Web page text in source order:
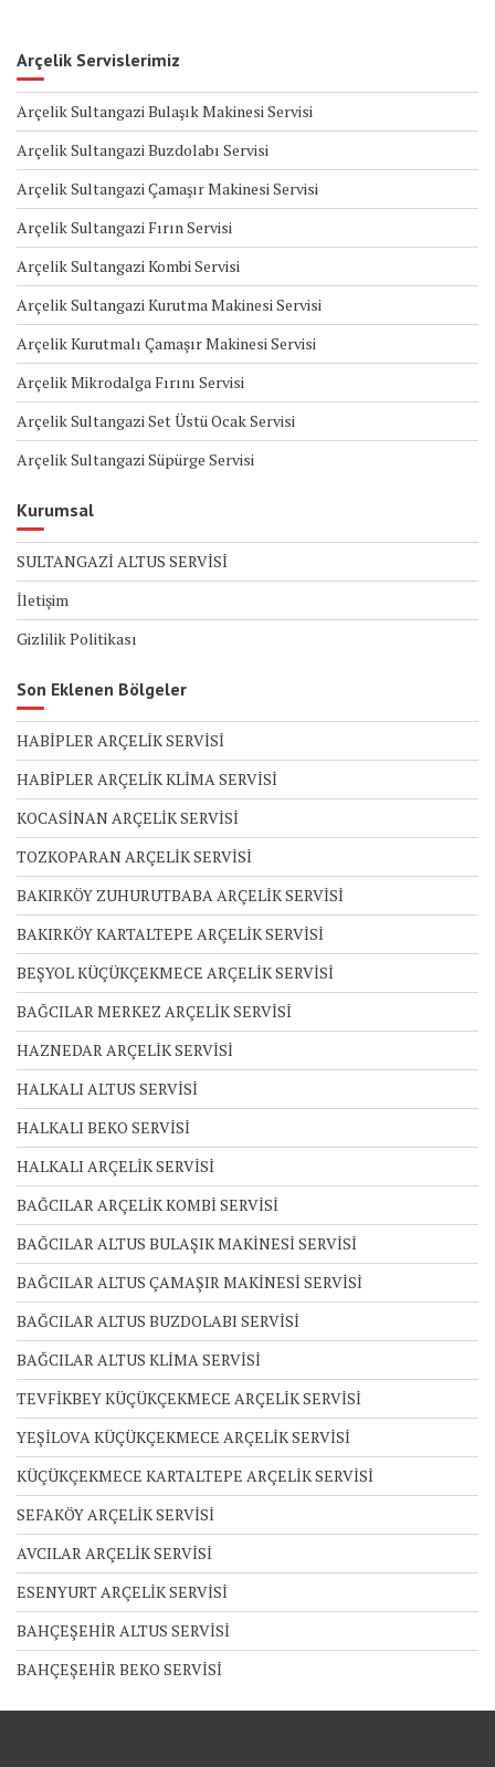
Arçelik Servislerimiz
Arçelik Sultangazi Bulaşık Makinesi Servisi
Arçelik Sultangazi Buzdolabı Servisi
Arçelik Sultangazi Çamaşır Makinesi Servisi
Arçelik Sultangazi Fırın Servisi
Arçelik Sultangazi Kombi Servisi
Arçelik Sultangazi Kurutma Makinesi Servisi
Arçelik Kurutmalı Çamaşır Makinesi Servisi
Arçelik Mikrodalga Fırını Servisi
Arçelik Sultangazi Set Üstü Ocak Servisi
Arçelik Sultangazi Süpürge Servisi
Kurumsal
SULTANGAZİ ALTUS SERVİSİ
İletişim
Gizlilik Politikası
Son Eklenen Bölgeler
HABİPLER ARÇELİK SERVİSİ
HABİPLER ARÇELİK KLİMA SERVİSİ
KOCASİNAN ARÇELİK SERVİSİ
TOZKOPARAN ARÇELİK SERVİSİ
BAKIRKÖY ZUHURUTBABA ARÇELİK SERVİSİ
BAKIRKÖY KARTALTEPE ARÇELİK SERVİSİ
BEŞYOL KÜÇÜKÇEKMECE ARÇELİK SERVİSİ
BAĞCILAR MERKEZ ARÇELİK SERVİSİ
HAZNEDAR ARÇELİK SERVİSİ
HALKALI ALTUS SERVİSİ
HALKALI BEKO SERVİSİ
HALKALI ARÇELİK SERVİSİ
BAĞCILAR ARÇELİK KOMBİ SERVİSİ
BAĞCILAR ALTUS BULAŞIK MAKİNESİ SERVİSİ
BAĞCILAR ALTUS ÇAMAŞIR MAKİNESİ SERVİSİ
BAĞCILAR ALTUS BUZDOLABI SERVİSİ
BAĞCILAR ALTUS KLİMA SERVİSİ
TEVFİKBEY KÜÇÜKÇEKMECE ARÇELİK SERVİSİ
YEŞİLOVA KÜÇÜKÇEKMECE ARÇELİK SERVİSİ
KÜÇÜKÇEKMECE KARTALTEPE ARÇELİK SERVİSİ
SEFAKÖY ARÇELİK SERVİSİ
AVCILAR ARÇELİK SERVİSİ
ESENYURT ARÇELİK SERVİSİ
BAHÇEŞEHİR ALTUS SERVİSİ
BAHÇEŞEHİR BEKO SERVİSİ